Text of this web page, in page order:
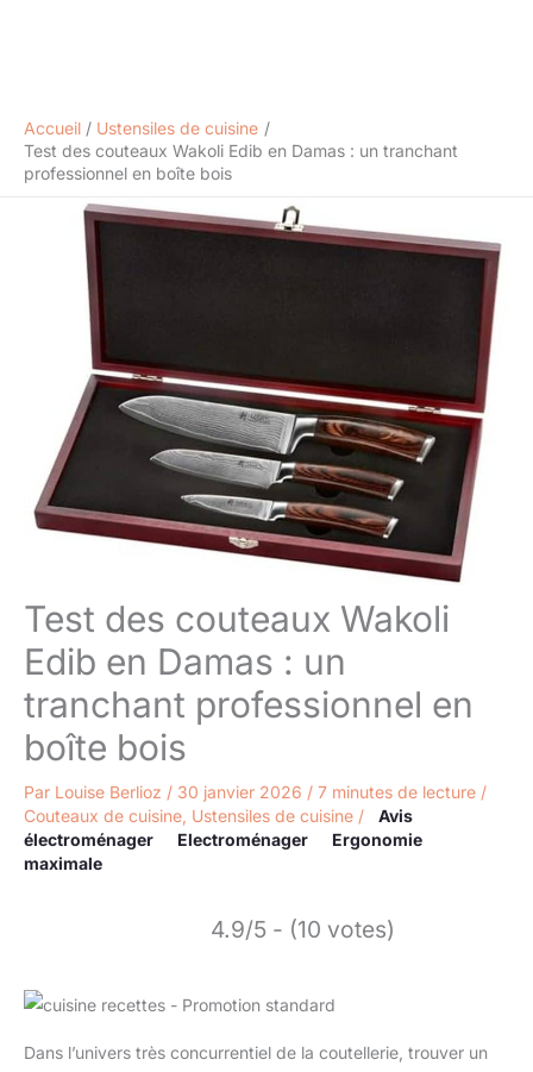
Accueil
Ustensiles de cuisine
Test des couteaux Wakoli Edib en Damas : un tranchant
professionnel en boîte bois
Test des couteaux Wakoli
Edib en Damas : un
tranchant professionnel en
boîte bois
Par Louise Berlioz / 30 janvier 2026 / 7 minutes de lecture /
Couteaux de cuisine Ustensiles de cuisine /
Avis
électroménager
Electroménager
Ergonomie
maximale
4.9/5 - (10 votes)
Dans l’univers très concurrentiel de la coutellerie, trouver un